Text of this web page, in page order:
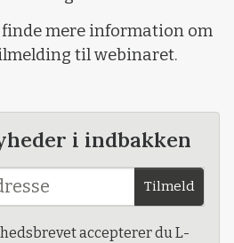
mere information om
til webinaret.
i indbakken
Tilmeld
accepterer du L-